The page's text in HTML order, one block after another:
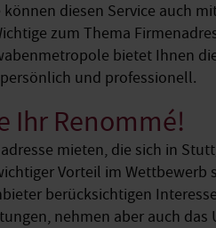
diesen Service auch
zum Thema
bietet Ihnen
und professionell.
Ihr Renommé!
mieten, die sich in
Vorteil im Wettbewerb
berücksichtigen
nehmen aber auch